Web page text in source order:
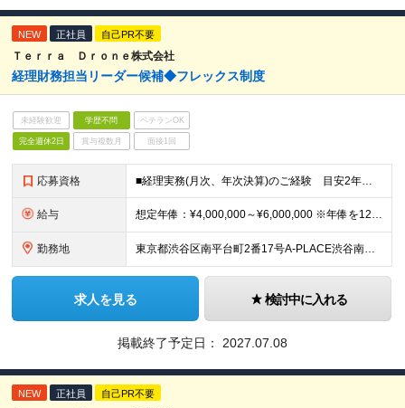
NEW 正社員 自己PR不要
Ｔｅｒｒａ Ｄｒｏｎｅ株式会社
経理財務担当リーダー候補◆フレックス制度
未経験歓迎 学歴不問 ベテランOK
完全週休2日 賞与複数月 面接1回
応募資格 ■経理実務(月次、年次決算)のご経験 目安2年以上 ■簿記3級以上程度の基礎知識 ■会計ソフトの使用経験（例：freee、マネーフォワードなど） ■基本的なPCスキル（Excel、Word） ■学歴不
給与 想定年俸：¥4,000,000～¥6,000,000 ※年俸を12で割り、1/12を月額支給分とします。 月額：¥333,334～¥500,000 基本給：¥246,534～¥369,800 みなし残
勤務地 東京都渋谷区南平台町2番17号A-PLACE渋谷南平台4階 （変更の範囲） 当社の支社およびグループ会社拠点 本ポジションは原則就業場所の変更はございません。
求人を見る 検討中に入れる
掲載終了予定日： 2027.07.08
NEW 正社員 自己PR不要